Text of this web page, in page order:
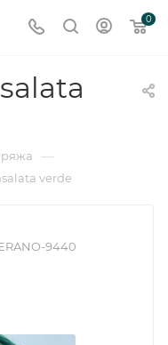
0
—
verde
9440